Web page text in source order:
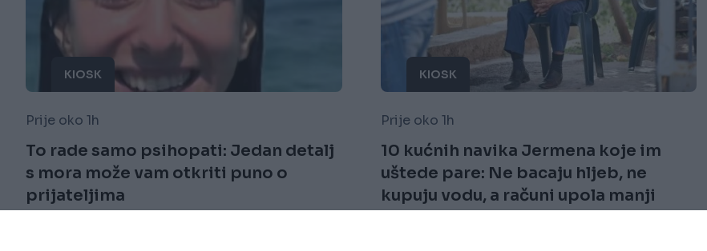
KIOSK
Prije oko 1h
To rade samo psihopati: Jedan detalj
s mora može vam otkriti puno o
prijateljima
KIOSK
Prije oko 1h
10 kućnih navika Jermena koje im
uštede pare: Ne bacaju hljeb, ne
kupuju vodu, a računi upola manji